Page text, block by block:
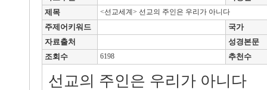
제목
<선교세계> 선교의 주인은 우리가 아니다
주제어키워드
국가
자료출처
성경본문
조회수
6198 추천수
선교의 주인은 우리가 아니다